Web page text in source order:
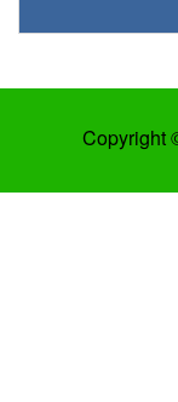
Copyright